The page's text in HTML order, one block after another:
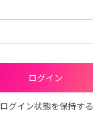
ログイン状態を保持する